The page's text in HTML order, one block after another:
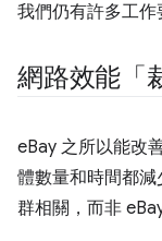
我們仍有許多工作
網路效能「
eBay 之所以能改
體數量和時間都
群相關，而非